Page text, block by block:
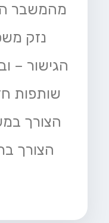
מהמשבר
נזק
הגישור –
שותפות
הצורך
הצורך